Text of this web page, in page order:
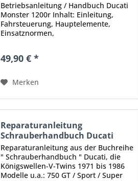
Betriebsanleitung / Handbuch Ducati
Monster 1200r Inhalt: Einleitung,
Fahrsteuerung, Hauptelemente,
Einsatznormen,
Umfang: 285 Seiten Format: DIN-A6
49,90 € *
Merken
Reparaturanleitung
Schrauberhandbuch Ducati
von...
Reparaturanleitung aus der Buchreihe
" Schrauberhandbuch " Ducati, die
Königswellen-V-Twins 1971 bis 1986
Modelle u.a.: 750 GT / Sport / Super